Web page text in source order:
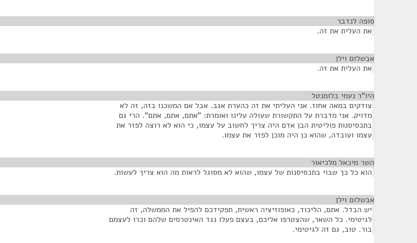
סופה לנדבר
את העלית את זה.
אבשלום וילן
את העלית את זה.
היו"ר נעמי בלומנטל
צודקים במאה אחוז. אני העליתי את זה כהערת אגב. אבל אם המשכנו בזה, זה לא
מדויק. אני מדברת על התקשורת שעולה עלינו ואומרת: "אתם, אתם, אתם". הרי גם
בתכסיסנות פוליטית הבן אדם היה צריך לחשוב על עצמו, כי הוא לא רוצה לפזר את
עצמו ועובדה, שהוא כן היה מוכן לפזר את עצמו.
השר מיכאל מלכיאור
הוא כל כך שבוי בתכסיסנות של עצמו, שהוא לא מסוגל לראות מה הוא צריך לעשות.
אבשלום וילן
יש הבדל. אתם, הליכוד, כאופוזיציה ראשית, תפקידכם להפיל את הממשלה, זה
לגיטימי. כל השאר, שהצטרפו אליכם, בעצם פעלו נגד האינטרסים שלהם וכרו לעצמם
בור. טוב, גם זה לגיטימי.